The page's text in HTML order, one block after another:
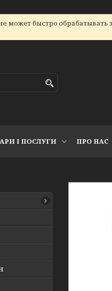
может быстро обрабатывать
І ПОСЛУГИ ПРО НАС